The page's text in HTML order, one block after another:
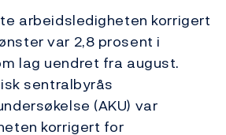
arbeidsledigheten korrigert
var 2,8 prosent i
lag uendret fra august.
sentralbyrås
(AKU) var
korrigert for